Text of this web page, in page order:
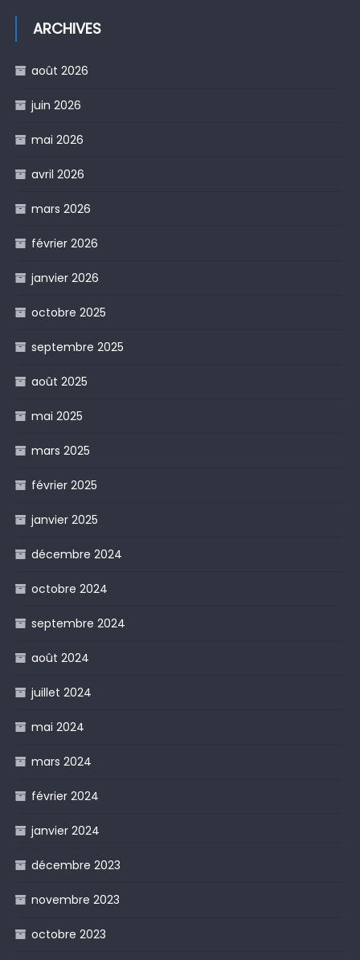
ARCHIVES
août 2026
juin 2026
mai 2026
avril 2026
mars 2026
février 2026
janvier 2026
octobre 2025
septembre 2025
août 2025
mai 2025
mars 2025
février 2025
janvier 2025
décembre 2024
octobre 2024
septembre 2024
août 2024
juillet 2024
mai 2024
mars 2024
février 2024
janvier 2024
décembre 2023
novembre 2023
octobre 2023